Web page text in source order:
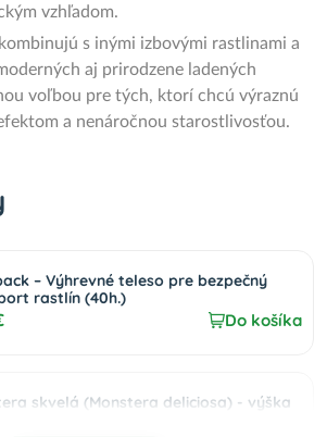
vzhľadom.
s inými izbovými rastlinami a
aj prirodzene ladených
voľbou pre tých, ktorí chcú výraznú
a nenáročnou starostlivosťou.
– Výhrevné teleso pre bezpečný
rastlín (40h.)
Do košíka
skvelá (Monstera deliciosa) - výška